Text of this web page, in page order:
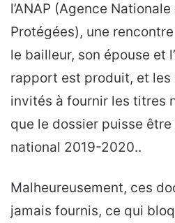
l’ANAP (Agence
Protégées), une
le bailleur, son épouse et
rapport est produit, et les
invités à fournir les titres
que le dossier puisse
national 2019-2020..
Malheureusement, ces
jamais fournis, ce qui